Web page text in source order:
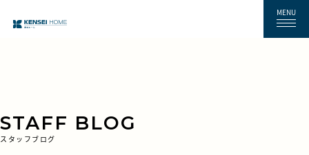
MENU
STAFF BLOG
スタッフブログ